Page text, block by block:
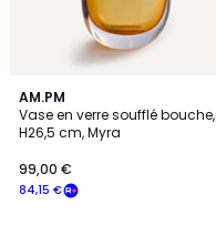
AM.PM
Vase en verre soufflé bouche,
H26,5 cm, Myra
84,15 €
99,00 €
5
/
5